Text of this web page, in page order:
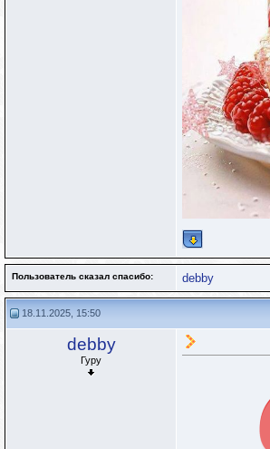
Пользователь сказал cпасибо: debby
18.11.2025, 15:50
debby
Гуру